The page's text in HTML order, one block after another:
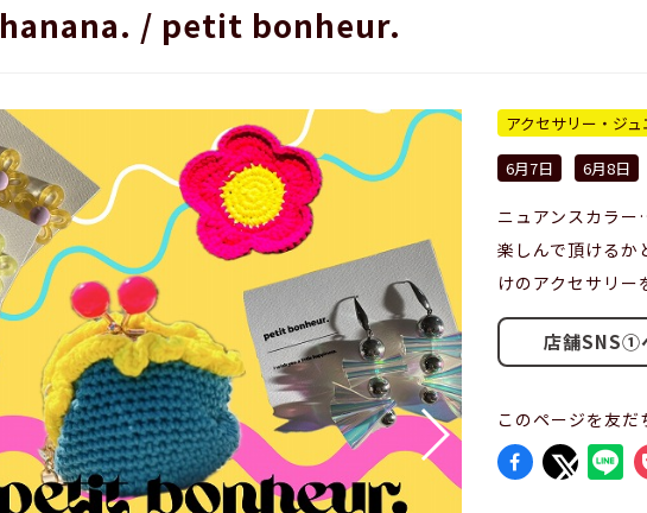
hanana. / petit bonheur.
アクセサリー・ジ
6月7日
6月8日
ニュアンスカラ
楽しんで頂けるか
けのアクセサリ
店舗SNS①
このページを友だ